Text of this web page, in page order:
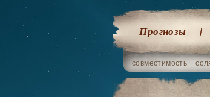
Прогнозы
совместимость